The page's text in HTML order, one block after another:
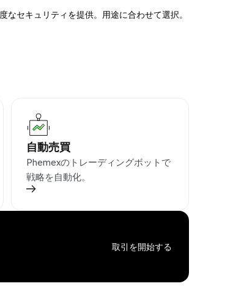
セキュリティを提供。用途に合わせて選択。
自動売買
Phemexのトレーディングボットで
戦略を自動化。
取引を開始する